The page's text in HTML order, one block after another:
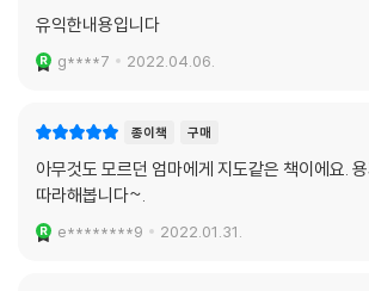
유익한내용입니다
g****7 2022.04.06.
종이책 구매
아무것도 모르던 엄마에게 지도같은 책이에요.
따라해봅니다~.
e********9 2022.01.31.